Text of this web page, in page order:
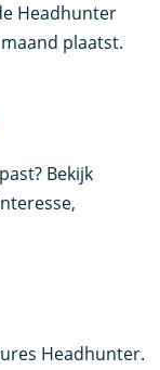
Headhunter
plaatst.
Bekijk
Headhunter.